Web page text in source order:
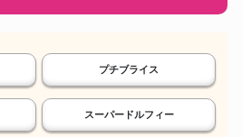
プチブライス
スーパードルフィー